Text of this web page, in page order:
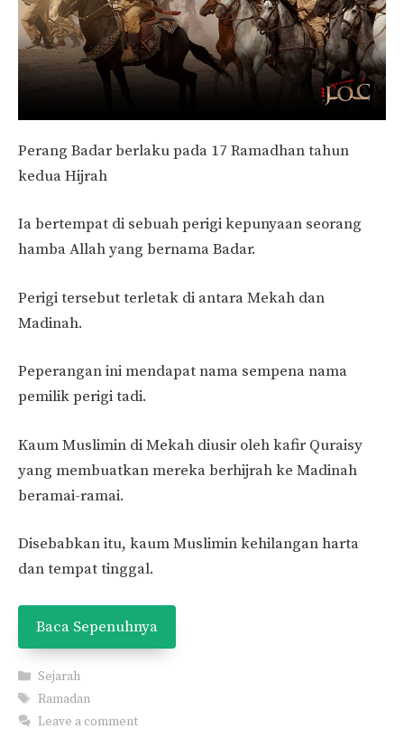
Perang Badar berlaku pada 17 Ramadhan tahun
kedua Hijrah
Ia bertempat di sebuah perigi kepunyaan seorang
hamba Allah yang bernama Badar.
Perigi tersebut terletak di antara Mekah dan
Madinah.
Peperangan ini mendapat nama sempena nama
pemilik perigi tadi.
Kaum Muslimin di Mekah diusir oleh kafir Quraisy
yang membuatkan mereka berhijrah ke Madinah
beramai-ramai.
Disebabkan itu, kaum Muslimin kehilangan harta
dan tempat tinggal.
Baca Sepenuhnya
Categories
Sejarah
Tags
Ramadan
Leave a comment